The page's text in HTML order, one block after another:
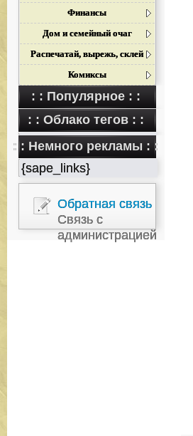
Финансы
Дом и семейный очаг
Распечатай, вырежь, склей
Комиксы
: : Популярное : :
: : Облако тегов : :
: : Немного рекламы : :
{sape_links}
Обратная связь
Связь с
администрацией